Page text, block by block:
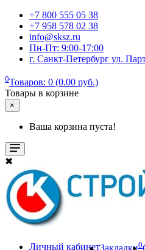
+7 800 555 05 38
+7 958 578 02 38
info@sksz.ru
Пн-Пт: 9:00-17:00
г. Санкт-Петербург ул.
0Товаров: 0 (0.00 руб.)
Товары в корзине
×
Ваша корзина пуста!
✖
Личный кабинет 0